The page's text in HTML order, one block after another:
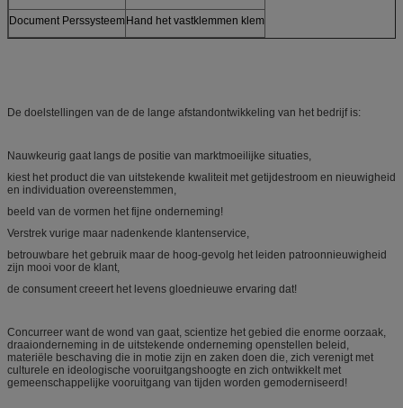
Document PerssysteemHand het vastklemmen klem
De doelstellingen van de de lange afstandontwikkeling van het bedrijf is:
Nauwkeurig gaat langs de positie van marktmoeilijke situaties,
kiest het product die van uitstekende kwaliteit met getijdestroom en nieuwigheid
en individuation overeenstemmen,
beeld van de vormen het fijne onderneming!
Verstrek vurige maar nadenkende klantenservice,
betrouwbare het gebruik maar de hoog-gevolg het leiden patroonnieuwigheid
zijn mooi voor de klant,
de consument creeert het levens gloednieuwe ervaring dat!
Concurreer want de wond van gaat, scientize het gebied die enorme oorzaak,
draaionderneming in de uitstekende onderneming openstellen beleid,
materiële beschaving die in motie zijn en zaken doen die, zich verenigt met
culturele en ideologische vooruitgangshoogte en zich ontwikkelt met
gemeenschappelijke vooruitgang van tijden worden gemoderniseerd!